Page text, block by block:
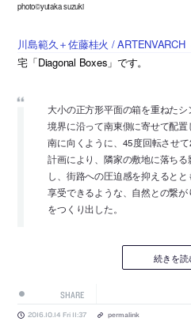
photo©yutaka suzuki
川島範久＋佐藤桂火 / ARTENVARCH
宅「Diagonal Boxes」です。
大小の正方形平面の箱を重ねた
境界に沿って南東側に寄せて配
南に向くように、45度回転させ
計画により、隣家の敷地に落ち
し、街路への圧迫感を抑えると
享受できるような、自然との繋
をつくり出した。
続きを読
SHARE
2016.10.14 Fri 11:37 permalink